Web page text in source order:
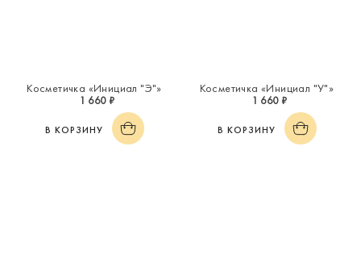
Косметичка «Инициал "Э"»
1 660 ₽
В КОРЗИНУ
Косметичка «Инициал "У"»
1 660 ₽
В КОРЗИНУ